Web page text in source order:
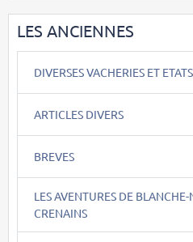
LES ANCIENNES
DIVERSES VACHERIES ET
ARTICLES DIVERS
BREVES
LES AVENTURES DE BLANCHE-
CRENAINS